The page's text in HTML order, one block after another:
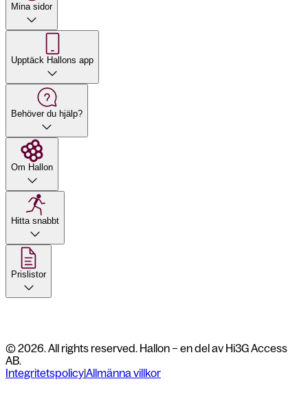
Mina sidor
Upptäck Hallons app
Behöver du hjälp?
Om Hallon
Hitta snabbt
Prislistor
© 2026. All rights reserved. Hallon – en del av Hi3G Access
AB.
Integritetspolicy|Allmänna villkor